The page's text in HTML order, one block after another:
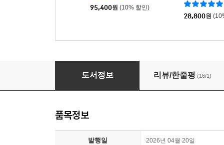
95,400원 (10% 할인)
28,800원
고약해 경연학교
도서정보 리뷰/한줄평 (16/1)
품목정보
발행일 2026년 04월 20일